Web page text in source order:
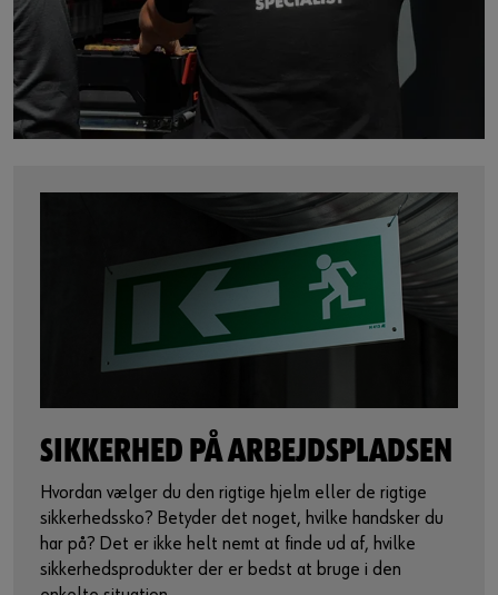
SIKKERHED PÅ ARBEJDSPLADSEN
Hvordan vælger du den rigtige hjelm eller de rigtige
sikkerhedssko? Betyder det noget, hvilke handsker du
har på? Det er ikke helt nemt at finde ud af, hvilke
sikkerhedsprodukter der er bedst at bruge i den